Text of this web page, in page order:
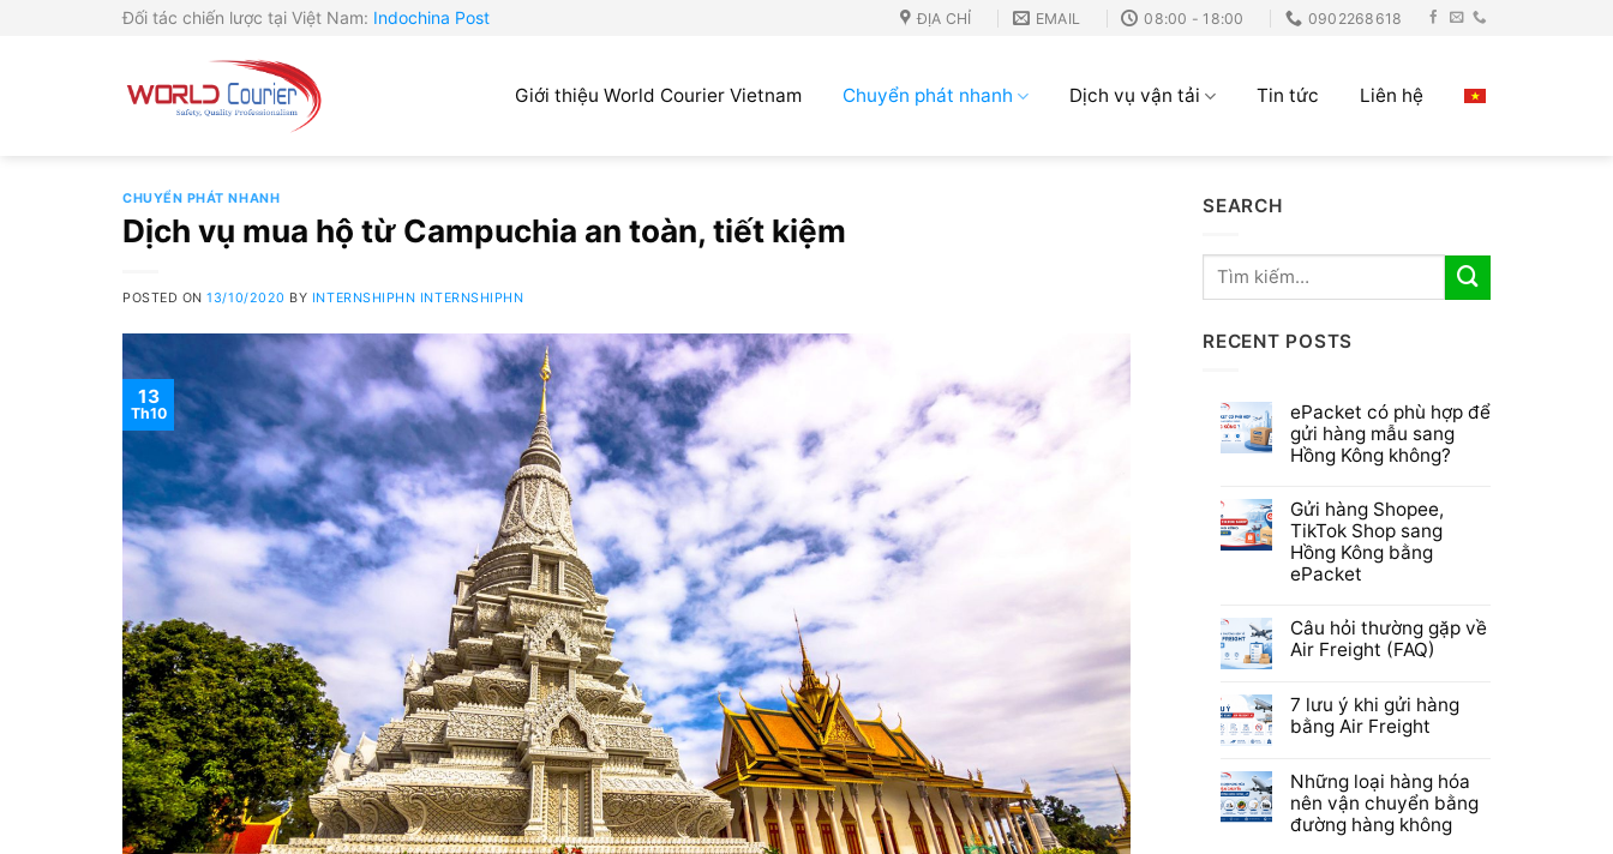
Đối tác chiến lược tại Việt Nam: Indochina Post ĐỊA CHỈ EMAIL 08:00 - 18:00 0902268618
Giới thiệu World Courier Vietnam Chuyển phát nhanh Dịch vụ vận tải Tin tức Liên hệ
CHUYỂN PHÁT NHANH
Dịch vụ mua hộ từ Campuchia an toàn, tiết kiệm
POSTED ON13/10/2020 BY INTERNSHIPHN INTERNSHIPHN
13
Th10
SEARCH
RECENT POSTS
ePacket có phù hợp để
gửi hàng mẫu sang
Hồng Kông không?
Gửi hàng Shopee,
TikTok Shop sang
Hồng Kông bằng
ePacket
Câu hỏi thường gặp về
Air Freight (FAQ)
7 lưu ý khi gửi hàng
bằng Air Freight
Những loại hàng hóa
nên vận chuyển bằng
đường hàng không